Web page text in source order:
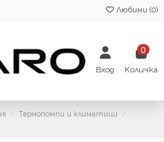
Любими (0)
Вход
0
Количка
Термопомпи и климатици